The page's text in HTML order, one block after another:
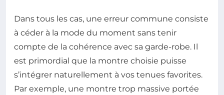
Dans tous les cas, une erreur commune consiste
à céder à la mode du moment sans tenir
compte de la cohérence avec sa garde-robe. Il
est primordial que la montre choisie puisse
s’intégrer naturellement à vos tenues favorites.
Par exemple, une montre trop massive portée